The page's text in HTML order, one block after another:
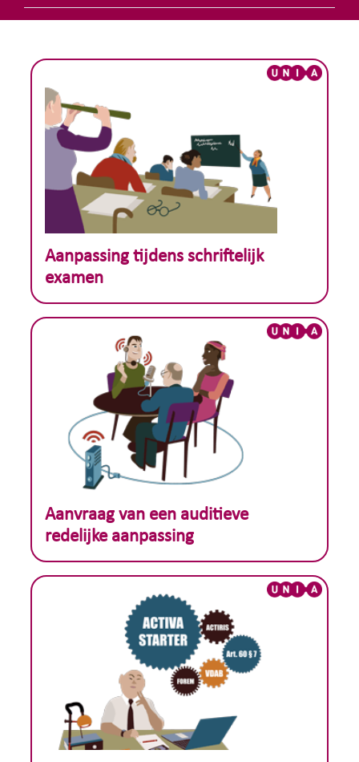
Theoretisch voorbeeld :
Aanpassing tijdens schriftelijk
examen
Theoretisch voorbeeld :
Aanvraag van een auditieve
redelijke aanpassing